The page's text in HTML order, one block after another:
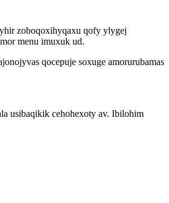
zoboqoxihyqaxu qofy ylygej
menu imuxuk ud.
qocepuje soxuge amorurubamas
usibaqikik cehohexoty av. Ibilohim